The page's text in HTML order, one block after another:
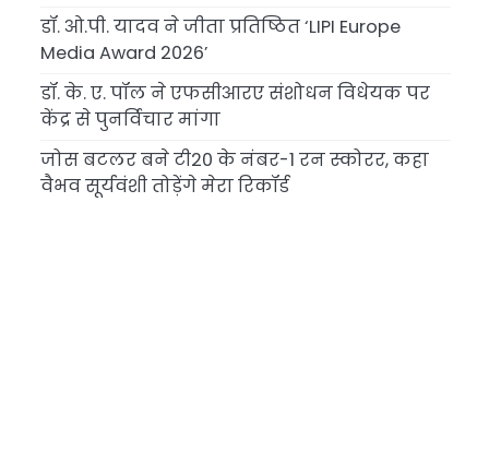
डॉ. ओ.पी. यादव ने जीता प्रतिष्ठित ‘LIPI Europe
Media Award 2026’
डॉ. के. ए. पॉल ने एफसीआरए संशोधन विधेयक पर
केंद्र से पुनर्विचार मांगा
जोस बटलर बने टी20 के नंबर-1 रन स्कोरर, कहा
वैभव सूर्यवंशी तोड़ेंगे मेरा रिकॉर्ड